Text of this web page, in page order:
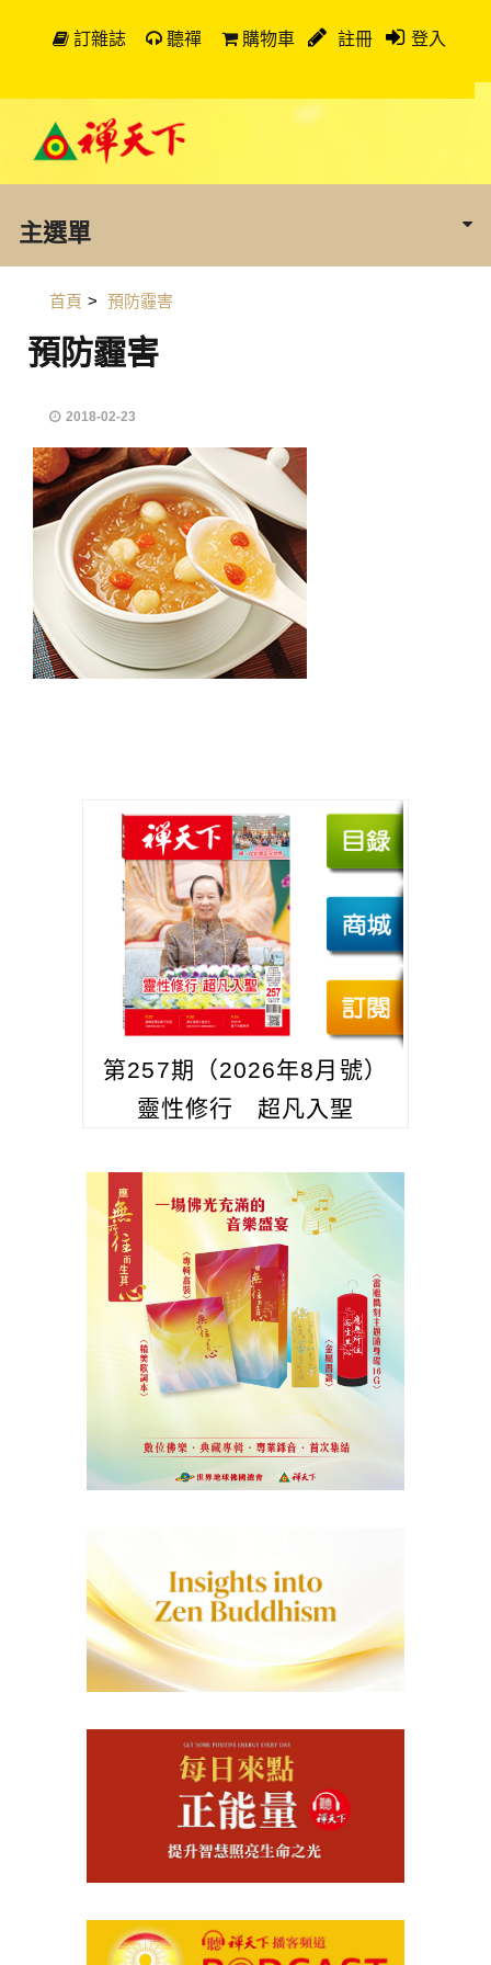
訂雜誌 聽禪 購物車 註冊 登入
主選單
首頁 > 預防霾害
預防霾害
2018-02-23
第257期（2026年8月號）
靈性修行 超凡入聖